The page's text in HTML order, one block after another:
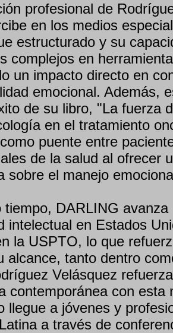
profesional de
en los medios
estructurado y su
complejos en
un impacto directo en
emocional. Además,
de su libro, "La fuerza
en el tratamiento
puente entre
de la salud al ofrecer
sobre el manejo
tiempo, DARLING
intelectual en Estados
la USPTO, lo que
alcance, tanto dentro
Velásquez
contemporánea con esta
llegue a jóvenes y
a través de